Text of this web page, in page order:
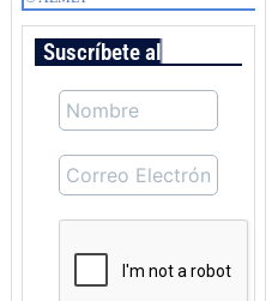
Suscríbete al boletín